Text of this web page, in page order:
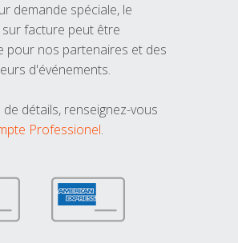
demande spéciale, le
facture peut être
pour nos partenaires et des
d'événements.
de détails, renseignez-vous
Professionel.